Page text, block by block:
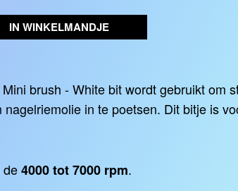
IN WINKELMANDJE
Mini brush - White bitwordt gebruikt om
nagelriemolie in te poetsen. Dit bitje is v
de4000 tot 7000 rpm.